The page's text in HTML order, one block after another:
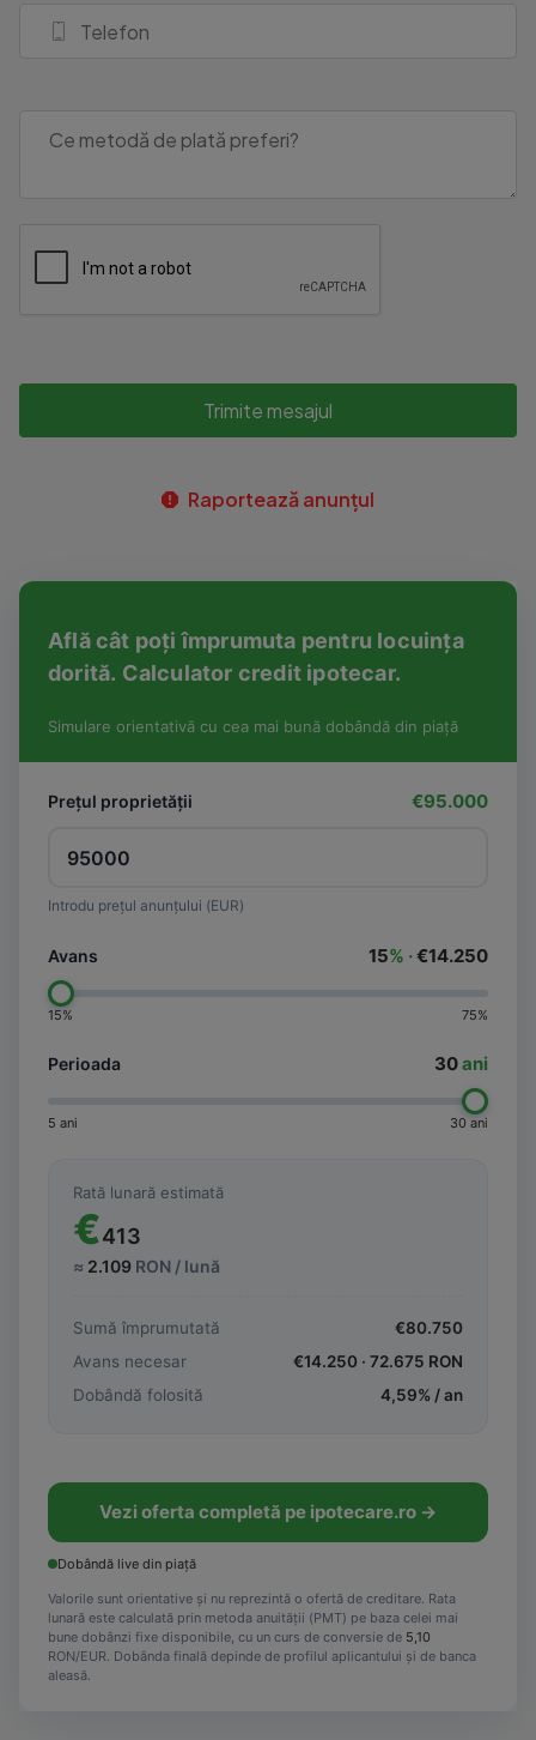
Trimite mesajul
Raportează anunțul
Află cât poți împrumuta pentru locuința
dorită. Calculator credit ipotecar.
Simulare orientativă cu cea mai bună dobândă din piață
Prețul proprietății €95.000
Introdu prețul anunțului (EUR)
Avans 15% ·€14.250
15% 75%
Perioada 30ani
5 ani 30 ani
Rată lunară estimată
€413
≈ 2.109 RON / lună
Sumă împrumutată €80.750
Avans necesar
€14.250 · 72.675 RON
Dobândă folosită
4,59% / an
Vezi oferta completă pe ipotecare.ro →
Dobândă live din piață
Valorile sunt orientative și nu reprezintă o ofertă de creditare. Rata
lunară este calculată prin metoda anuității (PMT) pe baza celei mai
bune dobânzi fixe disponibile, cu un curs de conversie de 5,10
RON/EUR. Dobânda finală depinde de profilul aplicantului și de banca
aleasă.